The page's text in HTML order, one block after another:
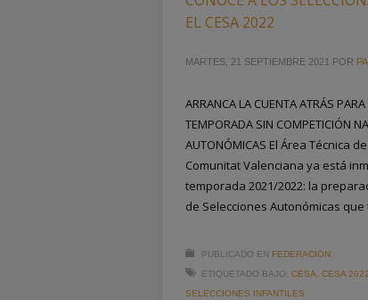
EL CESA 2022
MARTES, 21 SEPTIEMBRE 2021 POR
ARRANCA LA CUENTA ATRÁS
TEMPORADA SIN COMPETICIÓN
AUTONÓMICAS El Área Técnica
Comunitat Valenciana ya está
temporada 2021/2022: la
de Selecciones Autonómicas
PUBLICADO EN FEDERACION
ETIQUETADO BAJO: CESA, CESA 2022
SELECCIONES INFANTILES